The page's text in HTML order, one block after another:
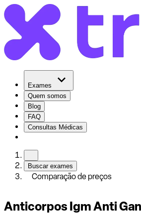
Exames
Quem somos
Blog
FAQ
Consultas Médicas
Buscar exames
Comparação de preços
Anticorpos Igm Anti